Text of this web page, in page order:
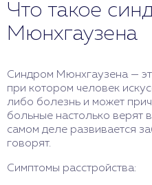
Что такое
Мюнхгаузена
Синдром Мюнхгаузена —
при котором человек
либо болезнь и может
больные настолько верят
самом деле развивается
говорят.
Симптомы расстройства: